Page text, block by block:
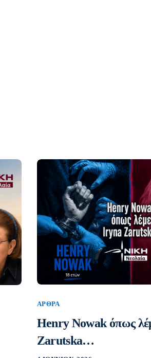
ΆΡΘΡΑ
Henry Nowak όπως
Zarutska…